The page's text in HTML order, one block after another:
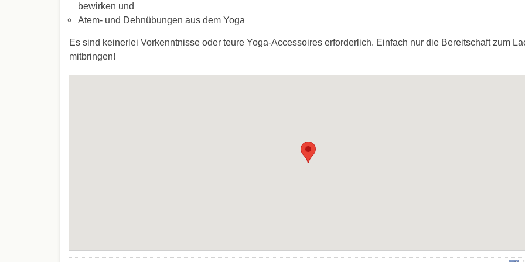
bewirken und
Atem- und Dehnübungen aus dem Yoga
Es sind keinerlei Vorkenntnisse oder teure Yoga-Accessoires erforderlich. Einfach nur die Bereitschaft zum
mitbringen!